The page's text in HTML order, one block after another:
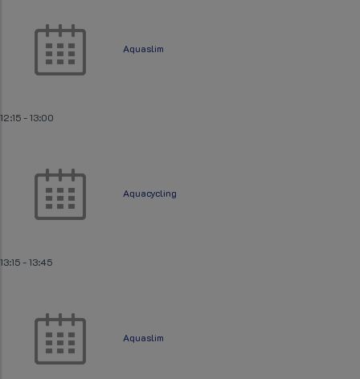
Aquaslim
12:15-13:00
Aquacycling
13:15-13:45
Aquaslim